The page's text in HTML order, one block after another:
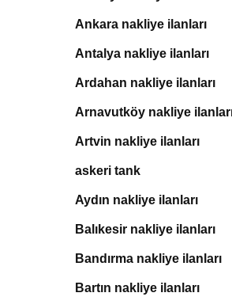
Ankara nakliye ilanları
Antalya nakliye ilanları
Ardahan nakliye ilanları
Arnavutköy nakliye
Artvin nakliye ilanları
askeri tank
Aydın nakliye ilanları
Balıkesir nakliye ilanları
Bandırma nakliye ilanları
Bartın nakliye ilanları